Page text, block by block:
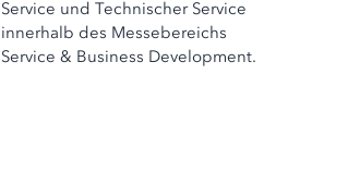
Service und Technischer Service
innerhalb des Messebereichs
Service & Business Development.